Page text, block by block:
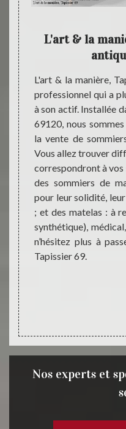
dans
L'art
de
et
69
pour
L'art & la
L'art & la manière,
professionnel qui a
à son actif. Installée
69120, nous
la vente de
Vous allez trouver
correspondront à
des sommiers de
pour leur solidité,
; et des matelas : à
synthétique),
n’hésitez plus à
Tapissier 69.
Nos experts et